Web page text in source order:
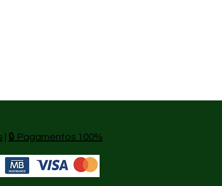
🔒 Pagamentos 100%